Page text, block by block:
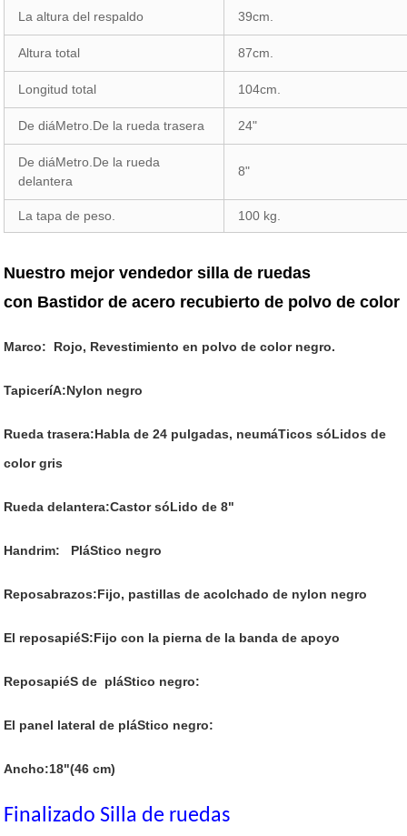
La altura del respaldo 39cm.
Altura total 87cm.
Longitud total 104cm.
De diáMetro.De la rueda trasera 24"
De diáMetro.De la rueda
delantera
8"
La tapa de peso. 100 kg.
Nuestro mejor vendedor silla de ruedas
con Bastidor de acero recubierto de polvo de color
Marco: Rojo, Revestimiento en polvo de color negro.
TapiceríA:Nylon negro
Rueda trasera:Habla de 24 pulgadas, neumáTicos sóLidos de
color gris
Rueda delantera:Castor sóLido de 8"
Handrim: PláStico negro
Reposabrazos:Fijo, pastillas de acolchado de nylon negro
El reposapiéS:Fijo con la pierna de la banda de apoyo
ReposapiéS de pláStico negro:
El panel lateral de pláStico negro:
Ancho:18"(46 cm)
Finalizado Silla de ruedas